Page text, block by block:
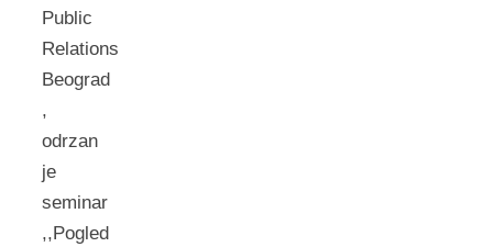
Public
Relations
Beograd
,
odrzan
je
seminar
,,Pogled